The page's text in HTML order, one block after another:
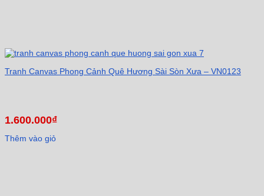
Tranh Canvas Phong Cảnh Quê Hương Sài Sòn Xưa – VN0123
1.600.000₫
Thêm vào giỏ